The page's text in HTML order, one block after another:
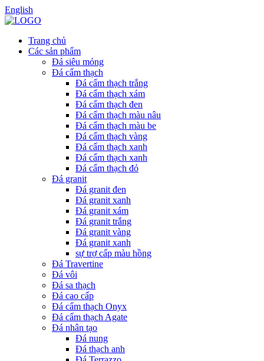
English
Trang chủ
Các sản phẩm
Đá siêu mỏng
Đá cẩm thạch
Đá cẩm thạch trắng
Đá cẩm thạch xám
Đá cẩm thạch đen
Đá cẩm thạch màu nâu
Đá cẩm thạch màu be
Đá cẩm thạch vàng
Đá cẩm thạch xanh
Đá cẩm thạch xanh
Đá cẩm thạch đỏ
Đá granit
Đá granit đen
Đá granit xanh
Đá granit xám
Đá granit trắng
Đá granit vàng
Đá granit xanh
sự trợ cấp màu hồng
Đá Travertine
Đá vôi
Đá sa thạch
Đá cao cấp
Đá cẩm thạch Onyx
Đá cẩm thạch Agate
Đá nhân tạo
Đá nung
Đá thạch anh